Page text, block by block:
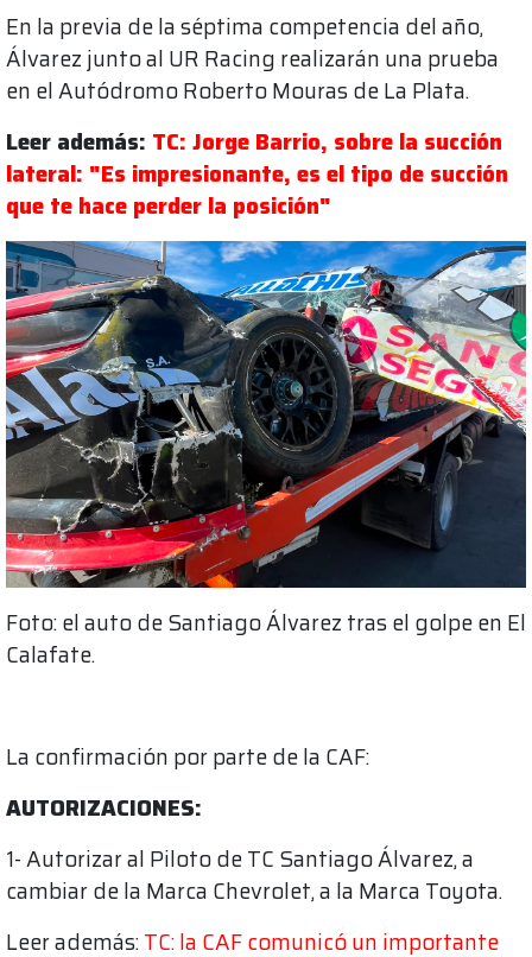
En la previa de la séptima competencia del año,
Álvarez junto al UR Racing realizarán una prueba
en el Autódromo Roberto Mouras de La Plata.
Leer además: TC: Jorge Barrio, sobre la succión
lateral: "Es impresionante, es el tipo de succión
que te hace perder la posición"
Foto: el auto de Santiago Álvarez tras el golpe en El
Calafate.
La confirmación por parte de la CAF:
AUTORIZACIONES:
1- Autorizar al Piloto de TC Santiago Álvarez, a
cambiar de la Marca Chevrolet, a la Marca Toyota.
Leer además:TC: la CAF comunicó un importante